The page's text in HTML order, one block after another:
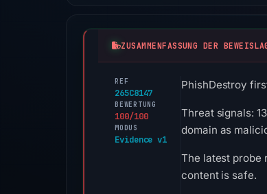
ZUSAMMENFASSUNG DER
REF
265C8147
BEWERTUNG
100/100
MODUS
Evidence v1
PhishDestroy
Threat signals:
domain as
The latest probe
content is safe.